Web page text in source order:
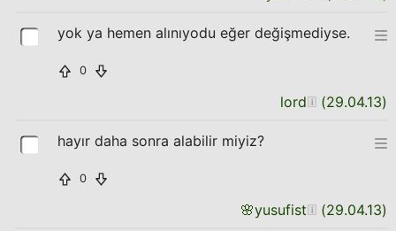
yok ya hemen alınıyodu eğer değişmediyse.
0
lord (29.04.13)
hayır daha sonra alabilir miyiz?
0
🌸yusufist (29.04.13)